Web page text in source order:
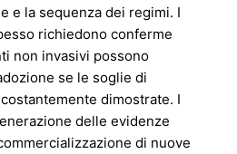
e la sequenza dei regimi. I
richiedono conferme
non invasivi possono
se le soglie di
dimostrate. I
delle evidenze
di nuove